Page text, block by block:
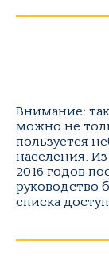
Внимание:
можно не
пользуется
населения.
2016 годов
руководство
списка